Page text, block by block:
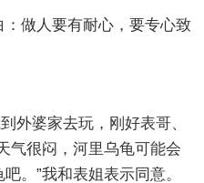
做人要有耐心，要专心致
外婆家去玩，刚好表哥、
气很闷，河里乌龟可能会
。”我和表姐表示同意。